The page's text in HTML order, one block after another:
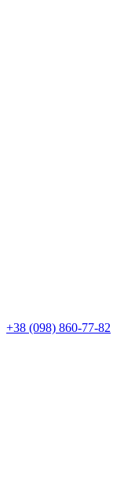
+38 (098) 860-77-82